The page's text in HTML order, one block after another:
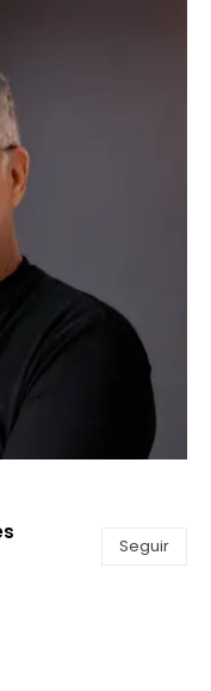
Seguir